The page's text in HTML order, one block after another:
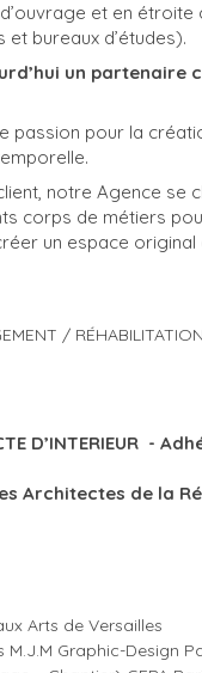
et en
bureaux d’études).
un partenaire
pour la
notre Agence
corps de métiers
un espace original
/
D’INTERIEUR -
Architectes de la
Arts de Versailles
M.J.M Graphic-Design